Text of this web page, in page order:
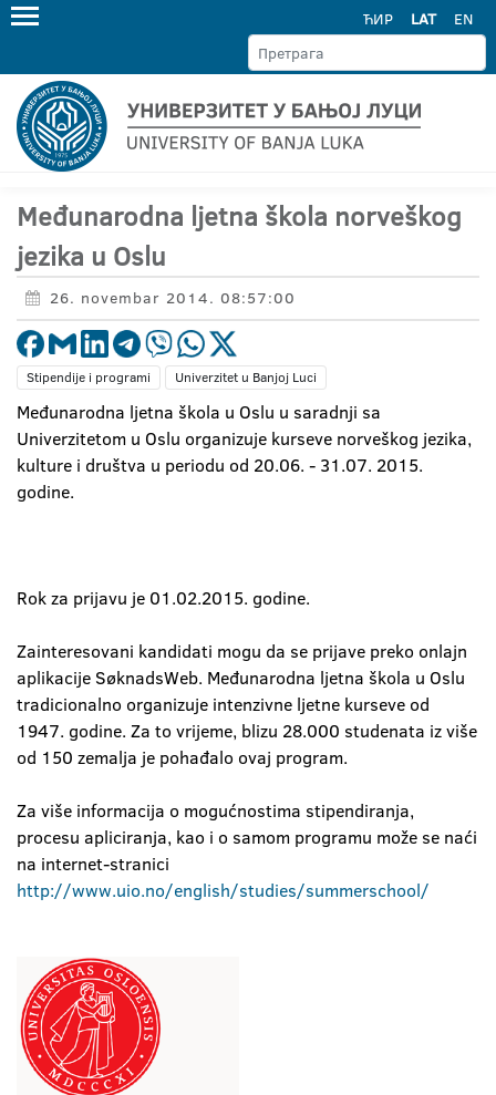
ЋИР LAT EN
Međunarodna ljetna škola norveškog
jezika u Oslu
26. novembar 2014. 08:57:00
Stipendije i programi Univerzitet u Banjoj Luci
Međunarodna ljetna škola u Oslu u saradnji sa
Univerzitetom u Oslu organizuje kurseve norveškog jezika,
kulture i društva u periodu od 20.06. - 31.07. 2015.
godine.
Rok za prijavu je 01.02.2015. godine.
Zainteresovani kandidati mogu da se prijave preko onlajn
aplikacije SøknadsWeb. Međunarodna ljetna škola u Oslu
tradicionalno organizuje intenzivne ljetne kurseve od
1947. godine. Za to vrijeme, blizu 28.000 studenata iz više
od 150 zemalja je pohađalo ovaj program.
Za više informacija o mogućnostima stipendiranja,
procesu apliciranja, kao i o samom programu može se naći
na internet-stranici
http://www.uio.no/english/studies/summerschool/